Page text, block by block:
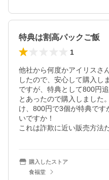
特典は割高パックご飯
1
他社から何度かアイリスさ
したので、安心して購入し
ですが、特典として800円
とあったので購入しました
け、800円で3個が特典で
いですか！
これは詐欺に近い販売方法
購入したストア
食福堂